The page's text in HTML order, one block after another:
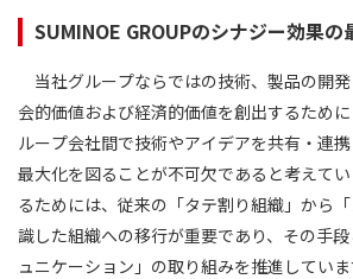
SUMINOE GROUPのシナジー効果の
当社グループならではの技術、製品の開
会的価値および経済的価値を創出するため
ループ会社間で技術やアイデアを共有・連
最大化を図ることが不可欠であると考えて
るためには、従来の「タテ割り組織」から
識した組織への移行が重要であり、その手
ュニケーション」の取り組みを推進してい